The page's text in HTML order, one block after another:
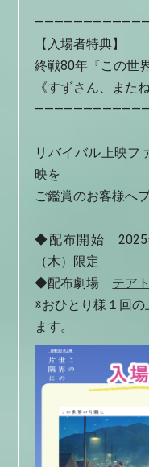
【入場者特典】
終戦80年『この世
《すずさん、また
リバイバル上映フ
映を
ご鑑賞のお客様へ
◆配布開始
（木）限定
◆配布劇場
テア
※おひとり様１回
ます。